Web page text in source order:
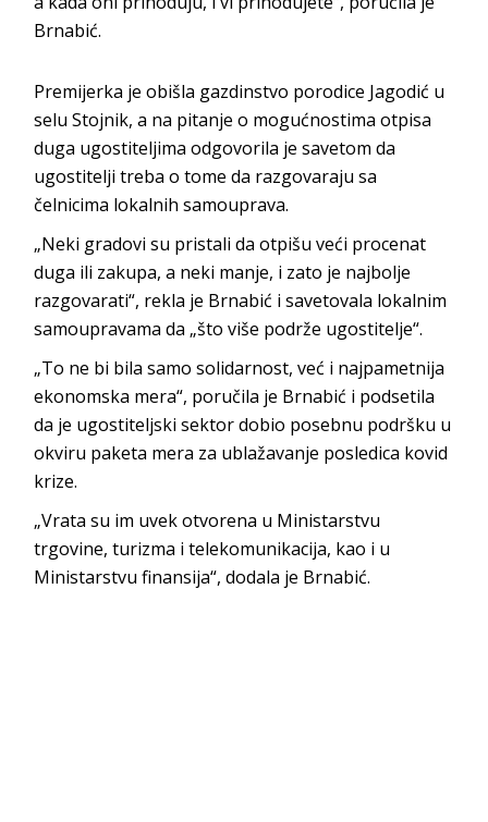
Brnabić.
Premijerka je obišla gazdinstvo porodice Jagodić u
selu Stojnik, a na pitanje o mogućnostima otpisa
duga ugostiteljima odgovorila je savetom da
ugostitelji treba o tome da razgovaraju sa
čelnicima lokalnih samouprava.
„Neki gradovi su pristali da otpišu veći procenat
duga ili zakupa, a neki manje, i zato je najbolje
razgovarati“, rekla je Brnabić i savetovala lokalnim
samoupravama da „što više podrže ugostitelje“.
„To ne bi bila samo solidarnost, već i najpametnija
ekonomska mera“, poručila je Brnabić i podsetila
da je ugostiteljski sektor dobio posebnu podršku u
okviru paketa mera za ublažavanje posledica kovid
krize.
„Vrata su im uvek otvorena u Ministarstvu
trgovine, turizma i telekomunikacija, kao i u
Ministarstvu finansija“, dodala je Brnabić.